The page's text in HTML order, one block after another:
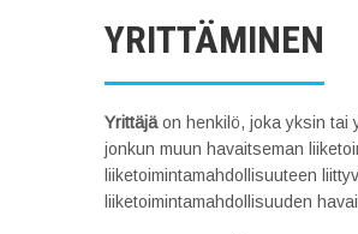
YRITTÄMINEN
Yrittäjäon henkilö, joka yksin tai
jonkun muun havaitseman
liiketoimintamahdollisuuteen
liiketoimintamahdollisuuden